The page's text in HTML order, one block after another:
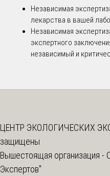
Независимая
лекарства в вашей
Независимая
экспертного
независимый и
ЦЕНТР ЭКОЛОГИЧЕСКИХ
защищены
Вышестоящая организация -
Экспертов"